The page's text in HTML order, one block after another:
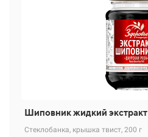
Шиповник жидкий экстракт
Стеклобанка, крышка твист, 200 г